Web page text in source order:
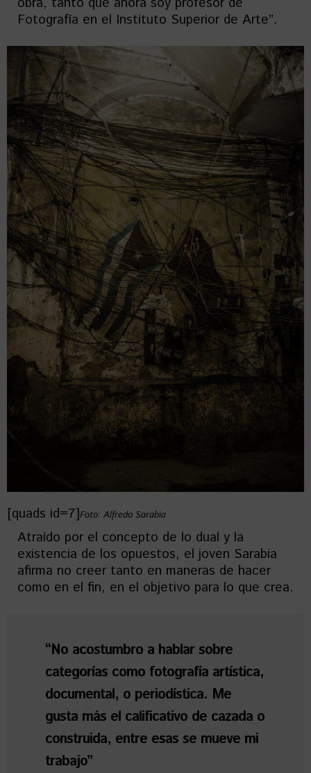
Fotografía en el Instituto Superior de Arte”.
[quads id=7]Foto: Alfredo Sarabia
Atraído por el concepto de lo dual y la
existencia de los opuestos, el joven Sarabia
afirma no creer tanto en maneras de hacer
como en el fin, en el objetivo para lo que crea.
“No acostumbro a hablar sobre
categorías como fotografía artística,
documental, o periodística. Me
gusta más el calificativo de cazada o
construida, entre esas se mueve mi
trabajo”